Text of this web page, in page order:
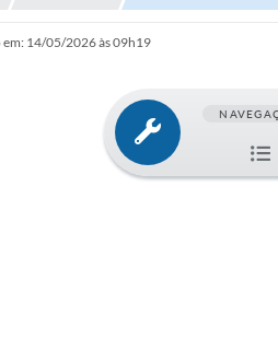
14/05/2026 às 09h19